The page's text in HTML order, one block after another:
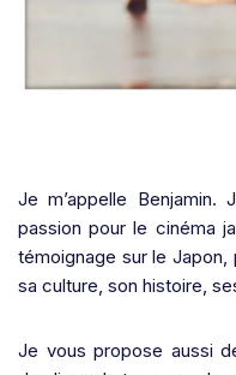
Je m’appelle
passion pour le cinéma
témoignage sur le
sa culture, son histoire,
Je vous propose aussi